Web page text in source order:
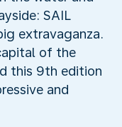
SAIL
extravaganza.
of the
this 9th edition
and